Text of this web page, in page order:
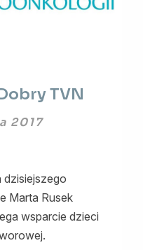
TVN
2017
dzisiejszego
Marta Rusek
wsparcie dzieci